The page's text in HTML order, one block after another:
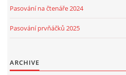
Pasování na čtenáře 2024
Pasování prvňáčků 2025
ARCHIVE